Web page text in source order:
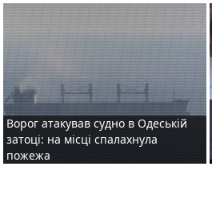
Ворог атакував судно в Одеській
затоці: на місці спалахнула
пожежа